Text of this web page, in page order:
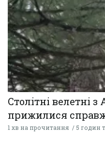
Столітні велетні
прижилися
1 хв на прочитання 5 годин